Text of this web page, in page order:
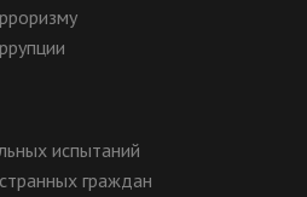
испытаний
граждан